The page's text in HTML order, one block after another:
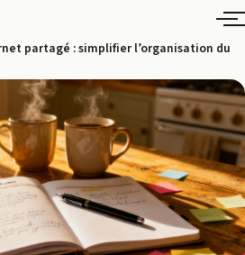
partagé : simplifier l’organisation du